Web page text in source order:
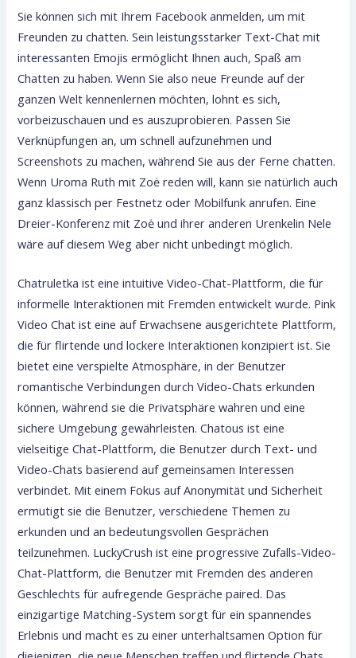
Sie können sich mit Ihrem Facebook anmelden, um mit
Freunden zu chatten. Sein leistungsstarker Text-Chat mit
interessanten Emojis ermöglicht Ihnen auch, Spaß am
Chatten zu haben. Wenn Sie also neue Freunde auf der
ganzen Welt kennenlernen möchten, lohnt es sich,
vorbeizuschauen und es auszuprobieren. Passen Sie
Verknüpfungen an, um schnell aufzunehmen und
Screenshots zu machen, während Sie aus der Ferne chatten.
Wenn Uroma Ruth mit Zoė reden will, kann sie natürlich auch
ganz klassisch per Fest­netz oder Mobil­funk anrufen. Eine
Dreier-Konferenz mit Zoė und ihrer anderen Urenkelin Nele
wäre auf diesem Weg aber nicht unbe­dingt möglich.
Chatruletka ist eine intuitive Video-Chat-Plattform, die für
informelle Interaktionen mit Fremden entwickelt wurde. Pink
Video Chat ist eine auf Erwachsene ausgerichtete Plattform,
die für flirtende und lockere Interaktionen konzipiert ist. Sie
bietet eine verspielte Atmosphäre, in der Benutzer
romantische Verbindungen durch Video-Chats erkunden
können, während sie die Privatsphäre wahren und eine
sichere Umgebung gewährleisten. Chatous ist eine
vielseitige Chat-Plattform, die Benutzer durch Text- und
Video-Chats basierend auf gemeinsamen Interessen
verbindet. Mit einem Fokus auf Anonymität und Sicherheit
ermutigt sie die Benutzer, verschiedene Themen zu
erkunden und an bedeutungsvollen Gesprächen
teilzunehmen. LuckyCrush ist eine progressive Zufalls-Video-
Chat-Plattform, die Benutzer mit Fremden des anderen
Geschlechts für aufregende Gespräche paired. Das
einzigartige Matching-System sorgt für ein spannendes
Erlebnis und macht es zu einer unterhaltsamen Option für